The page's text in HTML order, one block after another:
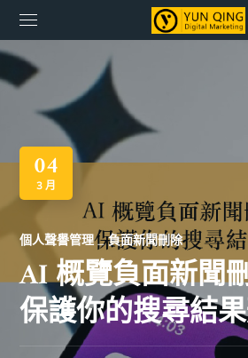
04
3 月
個人聲譽管理 負面新聞刪除
AI 概覽負面新聞
保護你的搜尋結